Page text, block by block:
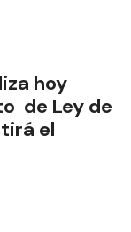
hoy
de Ley de
el